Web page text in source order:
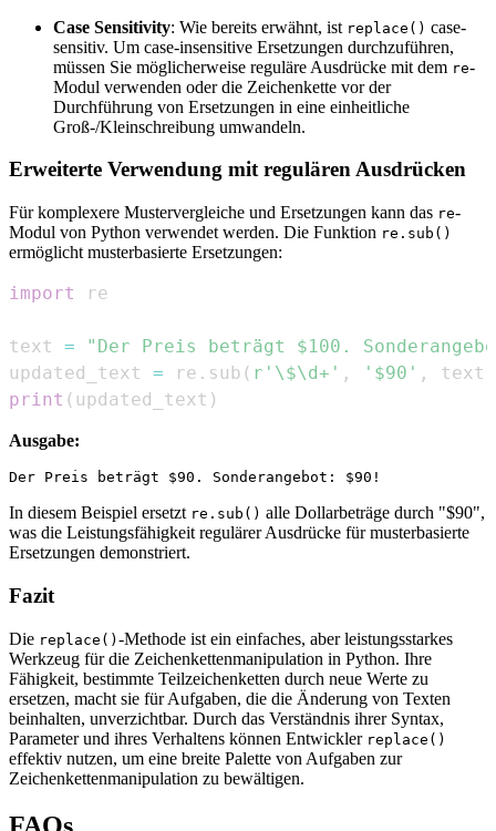
Case Sensitivity: Wie bereits erwähnt, ist replace() case-
sensitiv. Um case-insensitive Ersetzungen durchzuführen,
müssen Sie möglicherweise reguläre Ausdrücke mit dem re-
Modul verwenden oder die Zeichenkette vor der
Durchführung von Ersetzungen in eine einheitliche
Groß-/Kleinschreibung umwandeln.
Erweiterte Verwendung mit regulären Ausdrücken
Für komplexere Mustervergleiche und Ersetzungen kann das re-
Modul von Python verwendet werden. Die Funktion re.sub()
ermöglicht musterbasierte Ersetzungen:
import
text =
"Der Preis beträgt $100.
updated_text = re . sub ( r'\$\d+' , '$90' , text
print ( updated_text )
Ausgabe:
In diesem Beispiel ersetzt re.sub() alle Dollarbeträge durch "$90",
was die Leistungsfähigkeit regulärer Ausdrücke für musterbasierte
Ersetzungen demonstriert.
Fazit
Die replace() -Methode ist ein einfaches, aber leistungsstarkes
Werkzeug für die Zeichenkettenmanipulation in Python. Ihre
Fähigkeit, bestimmte Teilzeichenketten durch neue Werte zu
ersetzen, macht sie für Aufgaben, die die Änderung von Texten
beinhalten, unverzichtbar. Durch das Verständnis ihrer Syntax,
Parameter und ihres Verhaltens können Entwickler replace()
effektiv nutzen, um eine breite Palette von Aufgaben zur
Zeichenkettenmanipulation zu bewältigen.
FAQs